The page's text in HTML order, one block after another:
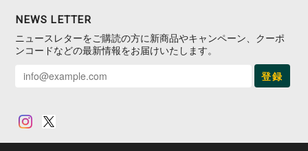
NEWS LETTER
ニュースレターをご購読の方に新商品やキャンペーン、クーポ
ンコードなどの最新情報をお届けいたします。
登録